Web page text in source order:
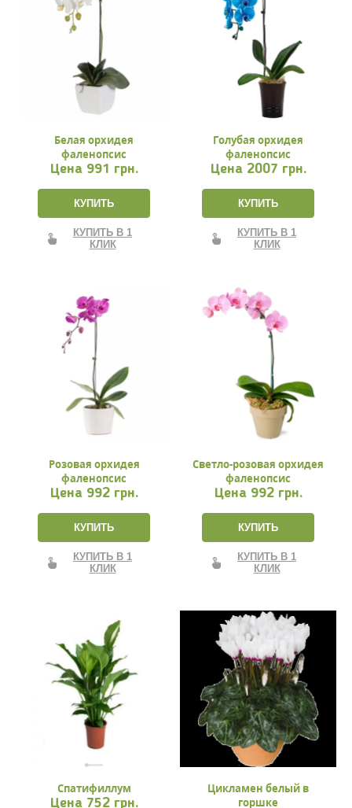
Белая орхидея
фаленопсис
Цена 991 грн.
КУПИТЬ
КУПИТЬ В 1
КЛИК
Голубая орхидея
фаленопсис
Цена 2007 грн.
КУПИТЬ
КУПИТЬ В 1
КЛИК
Розовая орхидея
фаленопсис
Цена 992 грн.
КУПИТЬ
КУПИТЬ В 1
КЛИК
Светло-розовая орхидея
фаленопсис
Цена 992 грн.
КУПИТЬ
КУПИТЬ В 1
КЛИК
Спатифиллум
Цена 752 грн.
Цикламен белый в
горшке